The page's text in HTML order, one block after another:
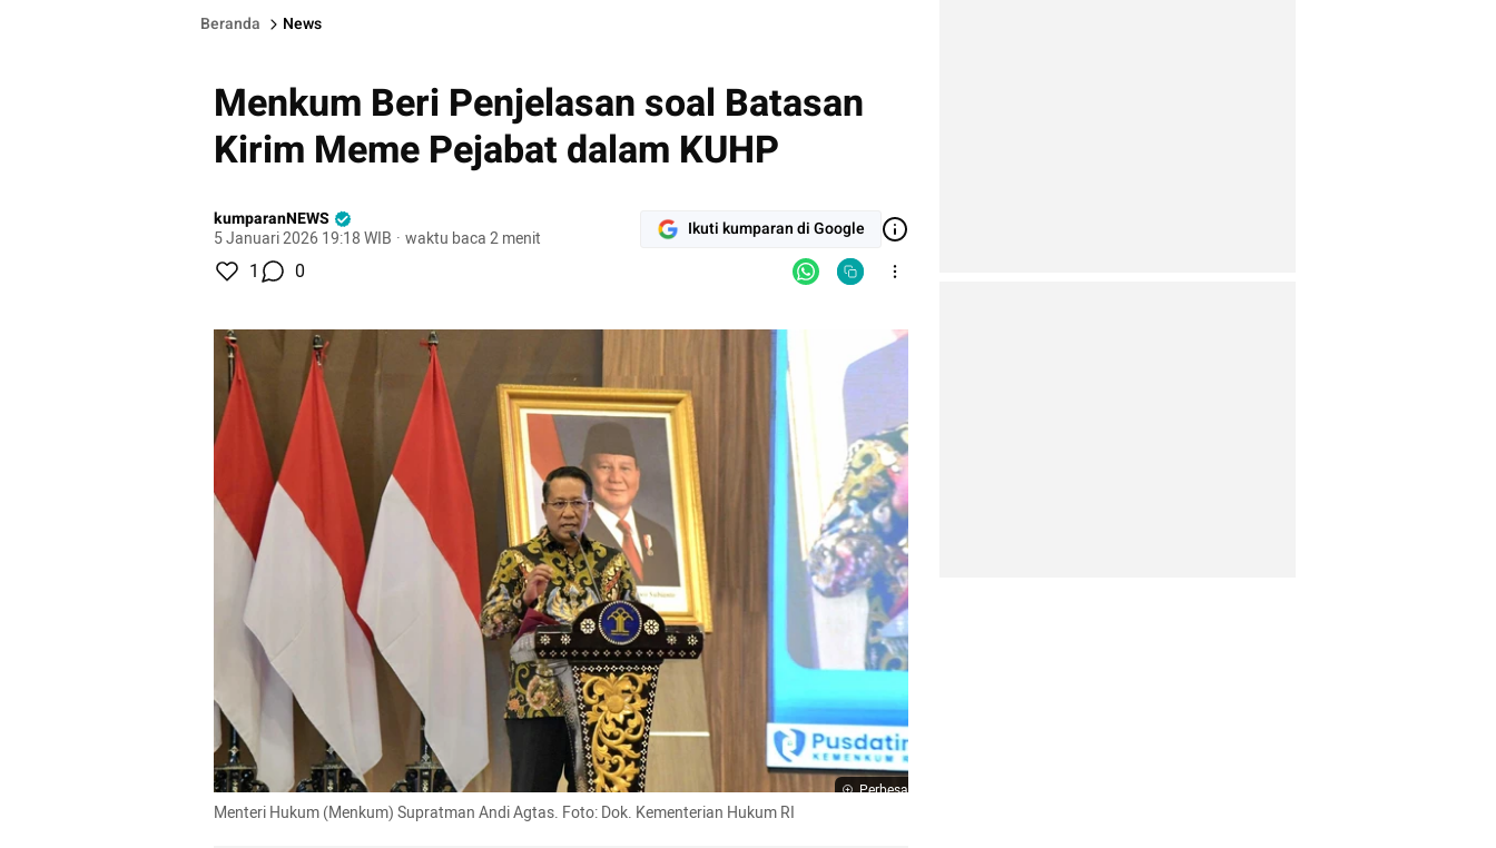
Beranda News
Menkum Beri Penjelasan soal Batasan
Kirim Meme Pejabat dalam KUHP
kumparanNEWS
5 Januari 2026 19:18 WIB · waktu baca 2 menit Ikuti kumparan di Google
1 0
Perbesar
Menteri Hukum (Menkum) Supratman Andi Agtas. Foto: Dok. Kementerian Hukum RI